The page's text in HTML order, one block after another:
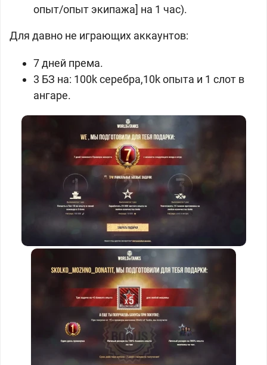
опыт/опыт экипажа] на 1 час).
Для давно не играющих аккаунтов:
7 дней према.
3 БЗ на: 100k серебра,10k опыта и 1 слот в
ангаре.